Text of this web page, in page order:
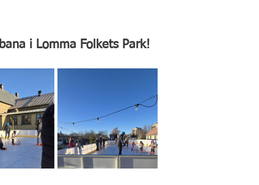
i Lomma Folkets Park!